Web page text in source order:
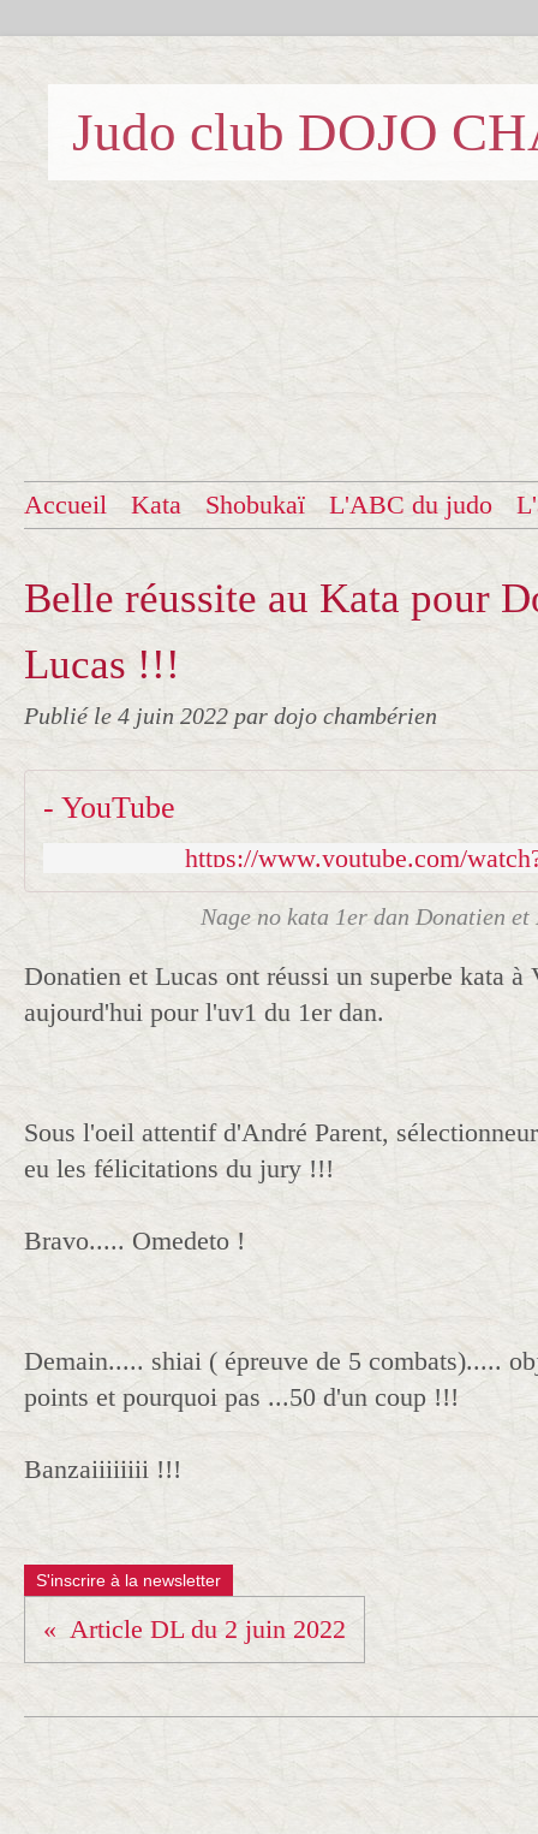
Judo club DOJO
Accueil Kata Shobukaï L'ABC du judo
Belle réussite au Kata pour
Lucas !!!
Publié le 4 juin 2022 par dojo chambérien
- YouTube
https://www.youtube.com/
Nage no kata 1er dan Donatien et
Donatien et Lucas ont réussi un superbe kata à
aujourd'hui pour l'uv1 du 1er dan.
Sous l'oeil attentif d'André Parent,
eu les félicitations du jury !!!
Bravo..... Omedeto !
Demain..... shiai ( épreuve de 5 combats).....
points et pourquoi pas ...50 d'un coup !!!
Banzaiiiiiiii !!!
S'inscrire à la newsletter
Article DL du 2 juin 2022